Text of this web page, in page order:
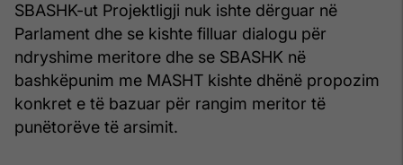
SBASHK-ut Projektligji nuk ishte dërguar në
Parlament dhe se kishte filluar dialogu për
ndryshime meritore dhe se SBASHK në
bashkëpunim me MASHT kishte dhënë propozim
konkret e të bazuar për rangim meritor të
punëtorëve të arsimit.